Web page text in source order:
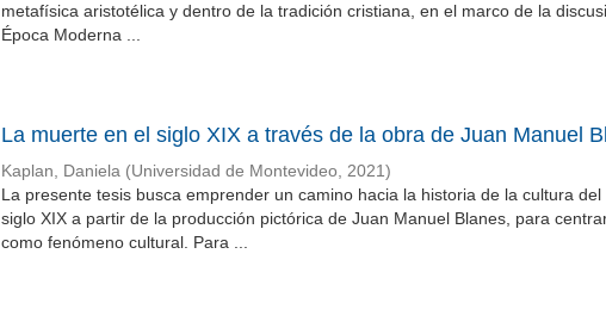
metafísica aristotélica y dentro de la tradición cristiana, en el marco de la
Época Moderna ...
La muerte en el siglo XIX a través de la obra de Juan Manuel
Kaplan, Daniela (Universidad de Montevideo, 2021)
La presente tesis busca emprender un camino hacia la historia de la cultura
siglo XIX a partir de la producción pictórica de Juan Manuel Blanes, para
como fenómeno cultural. Para ...